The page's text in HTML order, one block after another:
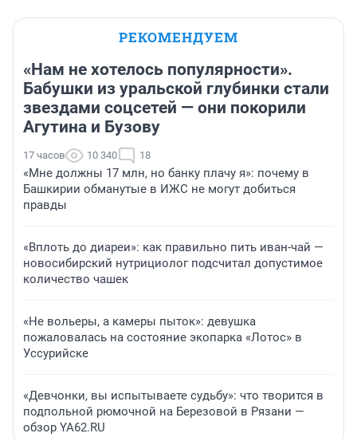
РЕКОМЕНДУЕМ
«Нам не хотелось популярности».
Бабушки из уральской глубинки стали
звездами соцсетей — они покорили
Агутина и Бузову
17 часов 10 340 18
«Мне должны 17 млн, но банку плачу я»: почему в
Башкирии обманутые в ИЖС не могут добиться
правды
«Вплоть до диареи»: как правильно пить иван-чай —
новосибирский нутрициолог подсчитал допустимое
количество чашек
«Не вольеры, а камеры пыток»: девушка
пожаловалась на состояние экопарка «Лотос» в
Уссурийске
«Девчонки, вы испытываете судьбу»: что творится в
подпольной рюмочной на Березовой в Рязани —
обзор YA62.RU